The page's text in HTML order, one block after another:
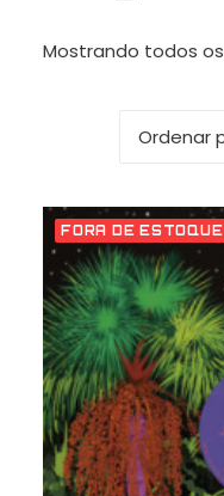
Mostrando todos
FORA DE ESTOQUE